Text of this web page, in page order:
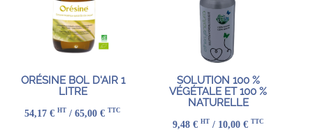
ORÉSINE BOL D'AIR 1
LITRE
54,17 € HT / 65,00 € TTC
SOLUTION 100 %
VÉGÉTALE ET 100 %
NATURELLE
9,48 € HT / 10,00 € TTC